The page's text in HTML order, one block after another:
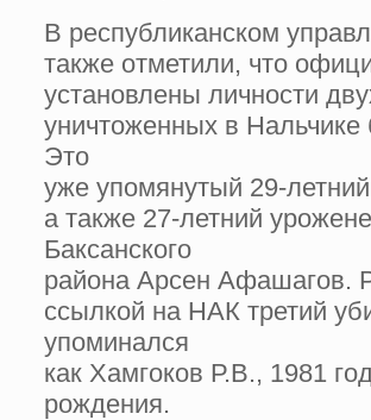
В республиканском
также отметили, что
установлены личности
уничтоженных в Нальчике
Это
уже упомянутый 29-
а также 27-летний
Баксанского
района Арсен Афашагов.
ссылкой на НАК третий
упоминался
как Хамгоков Р.В., 1981
рождения.